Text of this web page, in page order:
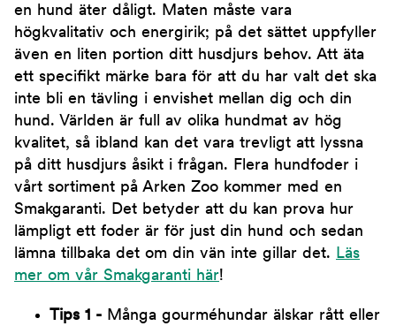
en hund äter dåligt. Maten måste vara
högkvalitativ och energirik; på det sättet uppfyller
även en liten portion ditt husdjurs behov. Att äta
ett specifikt märke bara för att du har valt det ska
inte bli en tävling i envishet mellan dig och din
hund. Världen är full av olika hundmat av hög
kvalitet, så ibland kan det vara trevligt att lyssna
på ditt husdjurs åsikt i frågan. Flera hundfoder i
vårt sortiment på Arken Zoo kommer med en
Smakgaranti. Det betyder att du kan prova hur
lämpligt ett foder är för just din hund och sedan
lämna tillbaka det om din vän inte gillar det. Läs
mer om vår Smakgaranti här!
Tips 1 - Många gourméhundar älskar rått eller